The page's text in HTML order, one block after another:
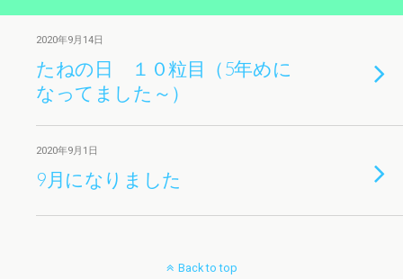
2020年9月14日
たねの日 １０粒目（5年めに
なってました～）
2020年9月1日
9月になりました
Back to top